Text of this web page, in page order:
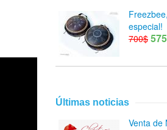
especial!
700$
Últimas noticias
Venta de